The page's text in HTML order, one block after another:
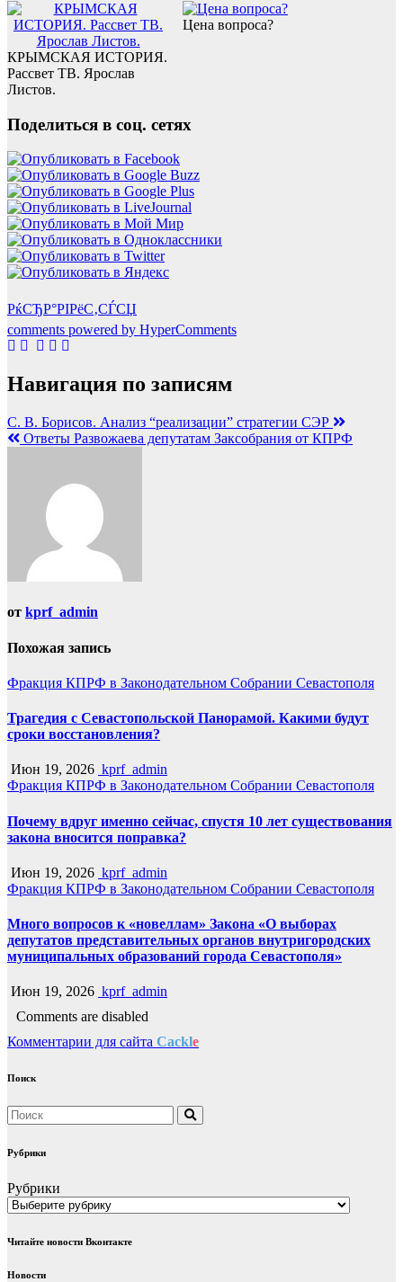
КРЫМСКАЯ ИСТОРИЯ.
Рассвет ТВ. Ярослав
Листов.
Цена вопроса?
Поделиться в соц. сетях
РќСЂР°РІРёС‚СЃСЏ
comments powered by HyperComments
Навигация по записям
С. В. Борисов. Анализ “реализации” стратегии СЭР
Ответы Развожаева депутатам Заксобрания от КПРФ
от kprf_admin
Похожая запись
Фракция КПРФ в Законодательном Собрании Севастополя
Трагедия с Севастопольской Панорамой. Какими будут
сроки восстановления?
Июн 19, 2026 kprf_admin
Фракция КПРФ в Законодательном Собрании Севастополя
Почему вдруг именно сейчас, спустя 10 лет существования
закона вносится поправка?
Июн 19, 2026 kprf_admin
Фракция КПРФ в Законодательном Собрании Севастополя
Много вопросов к «новеллам» Закона «О выборах
депутатов представительных органов внутригородских
муниципальных образований города Севастополя»
Июн 19, 2026 kprf_admin
Comments are disabled
Комментарии для сайта Cackle
Поиск
Рубрики
Рубрики
Читайте новости Вконтакте
Новости